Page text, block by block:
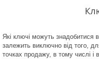
Які ключі можуть знадобитися
залежить виключно від того,
точках продажу, в тому числі і